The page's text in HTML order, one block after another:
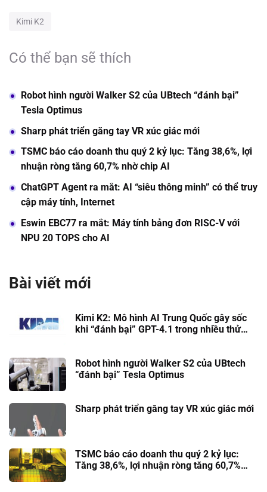
Kimi K2
Có thể bạn sẽ thích
Robot hình người Walker S2 của UBtech “đánh bại”
Tesla Optimus
Sharp phát triển găng tay VR xúc giác mới
TSMC báo cáo doanh thu quý 2 kỷ lục: Tăng 38,6%, lợi
nhuận ròng tăng 60,7% nhờ chip AI
ChatGPT Agent ra mắt: AI “siêu thông minh” có thể truy
cập máy tính, Internet
Eswin EBC77 ra mắt: Máy tính bảng đơn RISC-V với
NPU 20 TOPS cho AI
Bài viết mới
Kimi K2: Mô hình AI Trung Quốc gây sốc
khi “đánh bại” GPT-4.1 trong nhiều thử
Robot hình người Walker S2 của UBtech
“đánh bại” Tesla Optimus
Sharp phát triển găng tay VR xúc giác mới
TSMC báo cáo doanh thu quý 2 kỷ lục:
Tăng 38,6%, lợi nhuận ròng tăng 60,7%